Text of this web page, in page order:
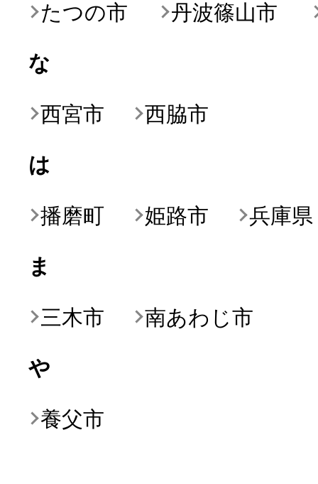
自治体直営サイト特集
はじめるバイブルとは
よくあるご質問
たつの市 丹波篠山市
な
西宮市 西脇市
は
播磨町 姫路市 兵庫県
ま
三木市 南あわじ市
や
養父市